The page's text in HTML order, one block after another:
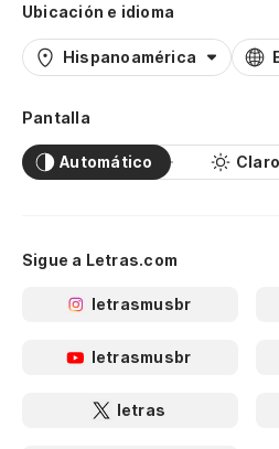
Ubicación e idioma
Hispanoamérica
Pantalla
Automático Claro
Sigue a Letras.com
letrasmusbr
letrasmusbr
letras